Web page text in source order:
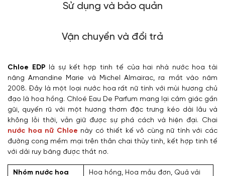
Sử dụng và bảo quản
Vận chuyển và đổi trả
Chloe EDP là sự kết hợp tinh tế của hai nhà nước hoa tài
năng Amandine Marie và Michel Almairac, ra mắt vào năm
2008. Đây là một loại nước hoa rất nữ tính với mùi hương chủ
đạo là hoa hồng. Chloé Eau De Parfum mang lại cảm giác gần
gũi, quyến rũ với một hương thơm đặc trưng kéo dài lâu và
không lỗi thời, vẫn giữ được sự phá cách và hiện đại. Chai
nước hoa nữ Chloe này có thiết kế vô cùng nữ tính với các
đường cong mềm mại trên thân chai thủy tinh, kết hợp tinh tế
với dải ruy băng được thắt nơ.
Nhóm nước hoa Hoa hồng, Hoa mẫu đơn, Quả vải